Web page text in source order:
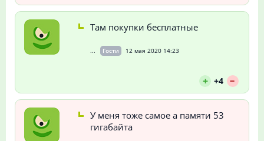
Там покупки бесплатные
... Гости 12 мая 2020 14:23
+ +4 --
У меня тоже самое а памяти 53
гигабайта